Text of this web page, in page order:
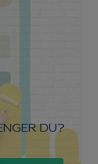
DU?